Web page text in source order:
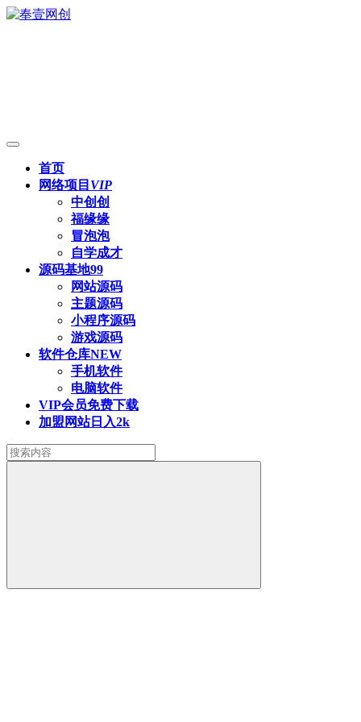
首页
网络项目 VIP
中创创
福缘缘
冒泡泡
自学成才
源码基地99
网站源码
主题源码
小程序源码
游戏源码
软件仓库NEW
手机软件
电脑软件
VIP会员免费下载
加盟网站日入2k